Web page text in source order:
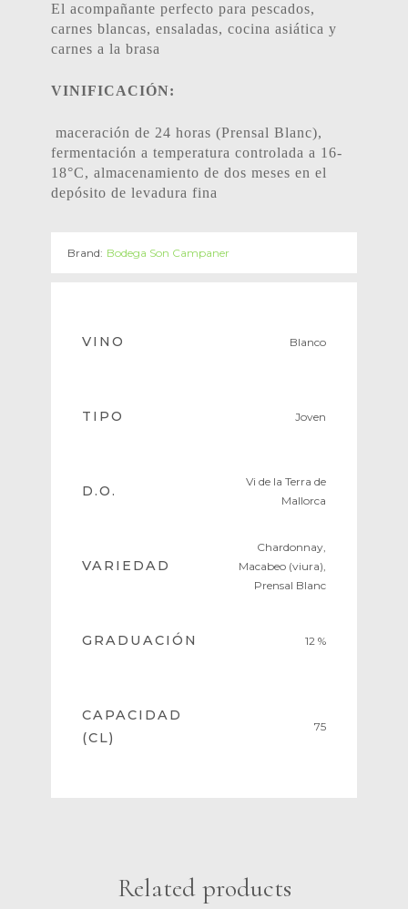
El acompañante perfecto para pescados,
carnes blancas, ensaladas, cocina asiática y
carnes a la brasa
VINIFICACIÓN:
maceración de 24 horas (Prensal Blanc),
fermentación a temperatura controlada a 16-
18°C, almacenamiento de dos meses en el
depósito de levadura fina
Brand: Bodega Son Campaner
VINO Blanco
TIPO Joven
D.O.
Vi de la Terra de
Mallorca
VARIEDAD
Chardonnay,
Macabeo (viura),
Prensal Blanc
GRADUACIÓN 12 %
CAPACIDAD
(CL)
75
Related products